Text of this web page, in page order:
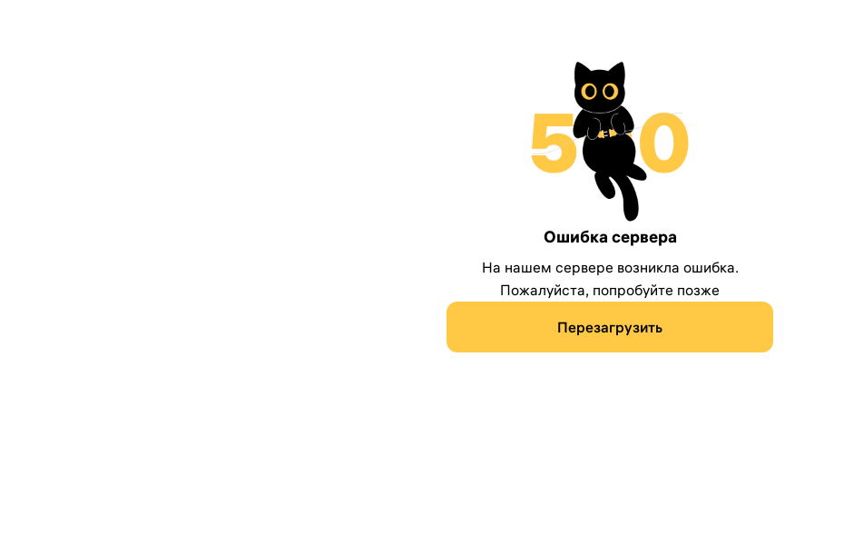
Ошибка сервера
На нашем сервере возникла ошибка.
Пожалуйста, попробуйте позже
Перезагрузить